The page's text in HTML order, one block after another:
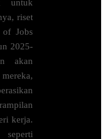
untuk
riset
Jobs
2025-
akan
kerja.